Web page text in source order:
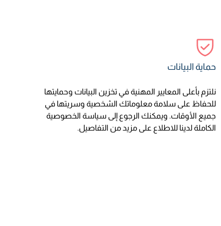
حماية البيانات
نلتزم بأعلى المعايير المهنية في تخزين البيانات وحمايتها
للحفاظ على سلامة معلوماتك الشخصية وسريتها في
جميع الأوقات. ويمكنك الرجوع إلى سياسة الخصوصية
الكاملة لدينا للاطلاع على مزيد من التفاصيل.